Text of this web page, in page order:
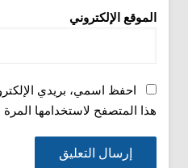
الموقع الإلكتروني
احفظ اسمي، بريدي
هذا المتصفح لاستخدامها